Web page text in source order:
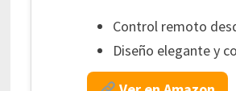
Control remoto
Diseño elegante y